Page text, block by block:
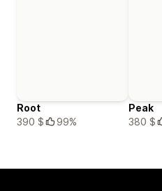
Root
390 $
99%
Peak
380 $